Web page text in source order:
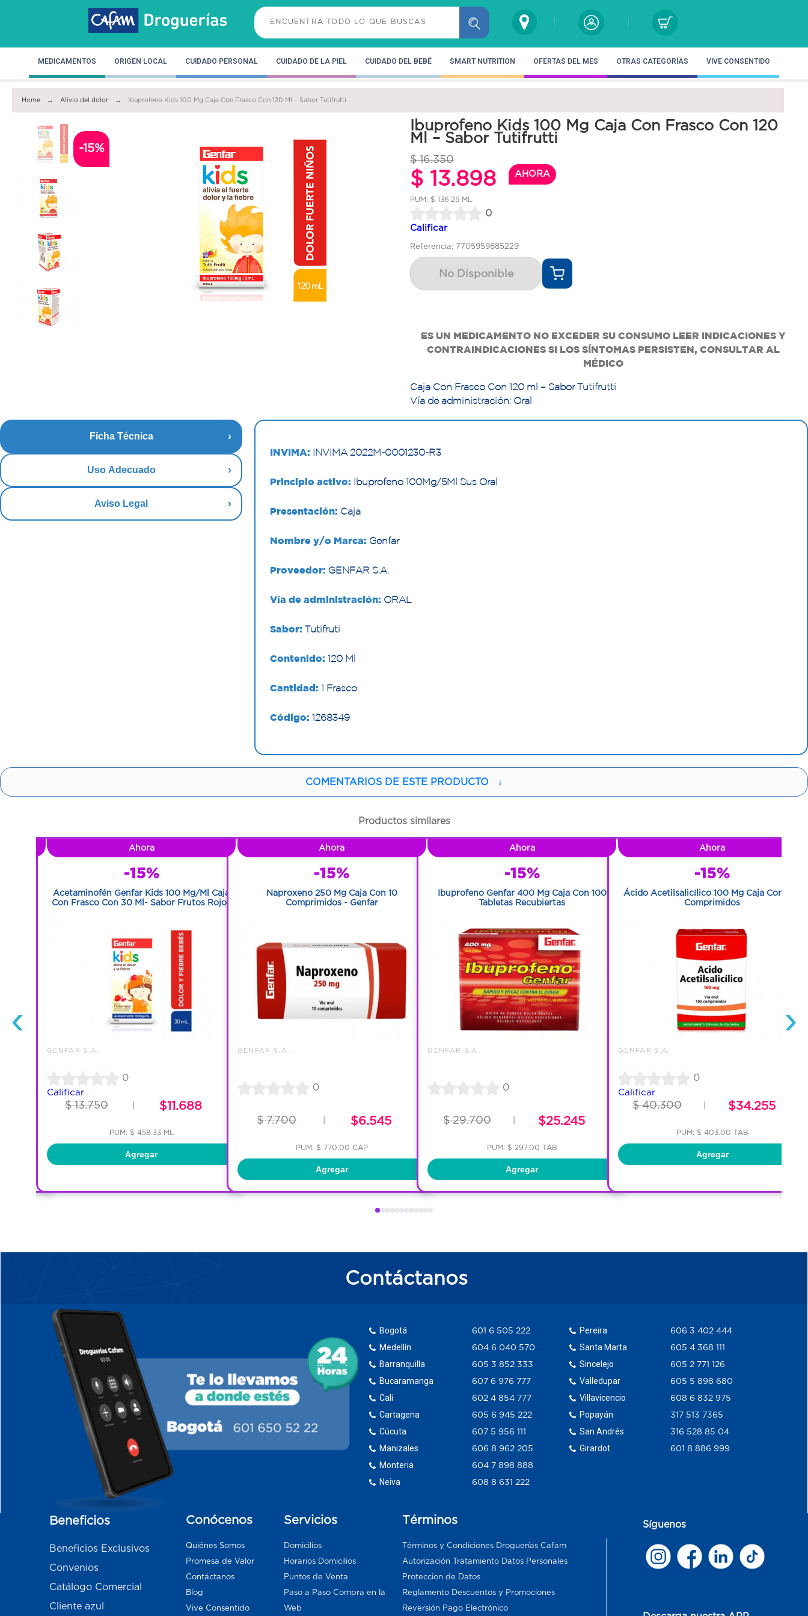
MEDICAMENTOS ORIGEN LOCAL CUIDADO PERSONAL CUIDADO DE LA PIEL CUIDADO DEL BEBÉ SMART NUTRITION OFERTAS DEL MES OTRAS CATEGORÍAS VIVE CONSENTIDO
Home Alivio del dolor Ibuprofeno Kids 100 Mg Caja Con Frasco Con 120 Ml – Sabor Tutifrutti
-15%
Ibuprofeno Kids 100 Mg Caja Con Frasco Con 120
Ml – Sabor Tutifrutti
$ 16.350
$ 13.898 AHORA
PUM: $ 136.25 ML
0
Calificar
Referencia: 7705959885229
No Disponible
ES UN MEDICAMENTO NO EXCEDER SU CONSUMO LEER INDICACIONES Y
CONTRAINDICACIONES SI LOS SÍNTOMAS PERSISTEN, CONSULTAR AL
MÉDICO
Caja Con Frasco Con 120 ml – Sabor Tutifrutti
Vía de administración: Oral
Ficha Técnica
Uso Adecuado
Aviso Legal
INVIMA: INVIMA 2022M-0001230-R3
Principio activo: Ibuprofeno 100Mg/5Ml Sus Oral
Presentación: Caja
Nombre y/o Marca: Genfar
Proveedor: GENFAR S.A.
Vía de administración: ORAL
Sabor: Tutifruti
Contenido: 120 Ml
Cantidad: 1 Frasco
Código: 1268349
COMENTARIOS DE ESTE PRODUCTO ↓
Productos similares
‹
Ahora
-15%
Acetaminofén Genfar Kids 100 Mg/Ml Caja
Con Frasco Con 30 Ml- Sabor Frutos Rojos
GENFAR S.A.
0
Calificar
$ 13.750 $11.688
PUM: $ 458.33 ML
Agregar
Ahora
-15%
Naproxeno 250 Mg Caja Con 10
Comprimidos - Genfar
GENFAR S.A.
0
$ 7.700 $6.545
PUM: $ 770.00 CAP
Agregar
Ahora
-15%
Ibuprofeno Genfar 400 Mg Caja Con 100
Tabletas Recubiertas
GENFAR S.A.
0
$ 29.700 $25.245
PUM: $ 297.00 TAB
Agregar
Ahora
-15%
Ácido Acetilsalicílico 100 Mg Caja Con 100
Comprimidos
GENFAR S.A.
0
Calificar
$ 40.300 $34.255
PUM: $ 403.00 TAB
Agregar
›
Contáctanos
Bogotá
Medellín
Barranquilla
Bucaramanga
Cali
Cartagena
Cúcuta
Manizales
Monteria
Neiva
601 6 505 222
604 6 040 570
605 3 852 333
607 6 976 777
602 4 854 777
605 6 945 222
607 5 956 111
606 8 962 205
604 7 898 888
608 8 631 222
Pereira
Santa Marta
Sincelejo
Valledupar
Villavicencio
Popayán
San Andrés
Girardot
606 3 402 444
605 4 368 111
605 2 771 126
605 5 898 680
608 6 832 975
317 513 7365
316 528 85 04
601 8 886 999
Beneficios
Beneficios Exclusivos
Convenios
Catálogo Comercial
Cliente azul
Conócenos
Quiénes Somos
Promesa de Valor
Contáctanos
Blog
Vive Consentido
Servicios
Domicilios
Horarios Domicilios
Puntos de Venta
Paso a Paso Compra en la
Web
Términos
Términos y Condiciones Droguerías Cafam
Autorización Tratamiento Datos Personales
Proteccion de Datos
Reglamento Descuentos y Promociones
Reversión Pago Electrónico
Síguenos